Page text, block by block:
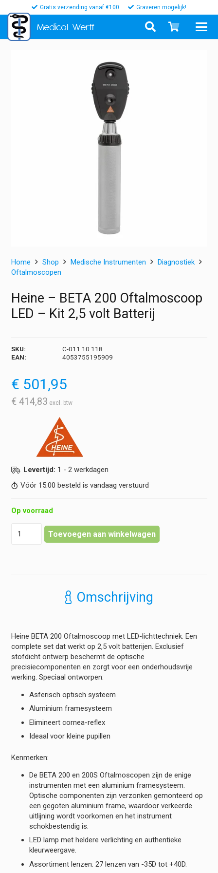
Gratis verzending vanaf €100 Graveren mogelijk!
Medical Werff
Home Shop Medische Instrumenten
Diagnostiek
Oftalmoscopen
Heine – BETA 200 Oftalmoscoop
LED – Kit 2,5 volt Batterij
SKU:
C-011.10.118
EAN:
4053755195909
€ 501,95
€ 414,83
Levertijd: 1 - 2 werkdagen
Vóór 15:00 besteld is vandaag verstuurd
Op voorraad
hoeveelheid
Toevoegen aan winkelwagen
Omschrijving
Heine BETA 200 Oftalmoscoop met LED-lichttechniek. Een
complete set dat werkt op 2,5 volt batterijen. Exclusief
stofdicht ontwerp beschermt de optische
precisiecomponenten en zorgt voor een onderhoudsvrije
werking. Speciaal ontworpen:
Asferisch optisch systeem
Aluminium framesysteem
Elimineert cornea-reflex
Ideaal voor kleine pupillen
Kenmerken:
De BETA 200 en 200S Oftalmoscopen zijn de enige
instrumenten met een aluminium framesysteem.
Optische componenten zijn verzonken gemonteerd op
een gegoten aluminium frame, waardoor verkeerde
uitlijning wordt voorkomen en het instrument
schokbestendig is.
LED lamp met heldere verlichting en authentieke
kleurweergave.
Assortiment lenzen: 27 lenzen van -35D tot +40D.